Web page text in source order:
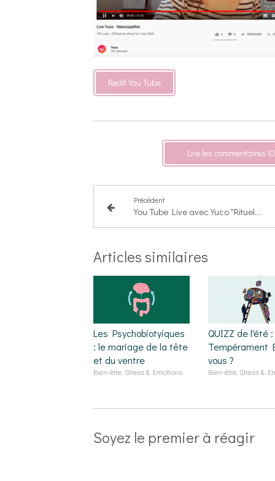
Redif You Tube
Lire les commentaires
Précédent
You Tube Live avec Yuco "Rituels pour améliorer votre Sommeil"
Articles similaires
Les Psychobiotyiques
: le mariage de la tête
et du ventre
Bien-être, Stress & Emotions
QUIZZ de l'été :
Tempérament
vous ?
Bien-être, Stress &
Soyez le premier à réagir